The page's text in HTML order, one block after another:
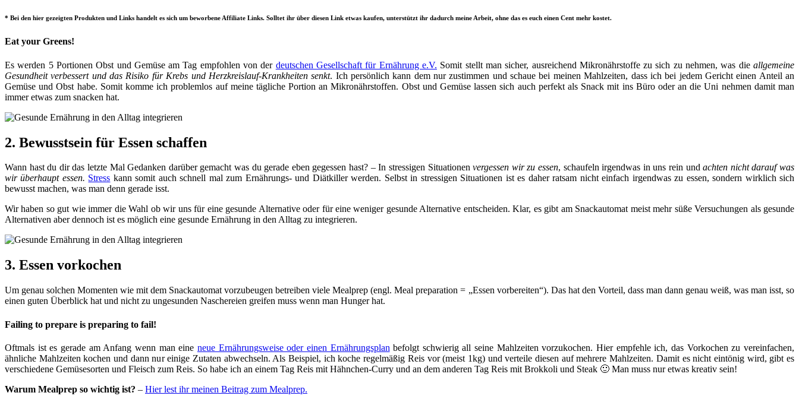
* Bei den hier gezeigten Produkten und Links handelt es sich um beworbene Affiliate Links. Solltet ihr über diesen Link etwas kaufen, unterstützt ihr dadurch meine Arbeit, ohne das es euch einen Cent mehr kostet.
Eat your Greens!
Es werden 5 Portionen Obst und Gemüse am Tag empfohlen von der deutschen Gesellschaft für Ernährung e.V. Somit stellt man sicher, ausreichend Mikronährstoffe zu sich zu nehmen, was dieallgemeine
Gesundheit verbessert und das Risiko für Krebs und Herzkreislauf-Krankheiten senkt. Ich persönlich kann dem nur zustimmen und schaue bei meinen Mahlzeiten, dass ich bei jedem Gericht einen Anteil an
Gemüse und Obst habe. Somit komme ich problemlos auf meine tägliche Portion an Mikronährstoffen. Obst und Gemüse lassen sich auch perfekt als Snack mit ins Büro oder an die Uni nehmen damit man
immer etwas zum snacken hat.
2. Bewusstsein für Essen schaffen
Wann hast du dir das letzte Mal Gedanken darüber gemacht was du gerade eben gegessen hast? – In stressigen Situationenvergessen wir zu essen, schaufeln irgendwas in uns rein undachten nicht darauf was
wir überhaupt essen. Stress kann somit auch schnell mal zum Ernährungs- und Diätkiller werden. Selbst in stressigen Situationen ist es daher ratsam nicht einfach irgendwas zu essen, sondern wirklich sich
bewusst machen, was man denn gerade isst.
Wir haben so gut wie immer die Wahl ob wir uns für eine gesunde Alternative oder für eine weniger gesunde Alternative entscheiden. Klar, es gibt am Snackautomat meist mehr süße Versuchungen als gesunde
Alternativen aber dennoch ist es möglich eine gesunde Ernährung in den Alltag zu integrieren.
3. Essen vorkochen
Um genau solchen Momenten wie mit dem Snackautomat vorzubeugen betreiben viele Mealprep (engl. Meal preparation = „Essen vorbereiten“). Das hat den Vorteil, dass man dann genau weiß, was man isst, so
einen guten Überblick hat und nicht zu ungesunden Naschereien greifen muss wenn man Hunger hat.
Failing to prepare is preparing to fail!
Oftmals ist es gerade am Anfang wenn man eine neue Ernährungsweise oder einen Ernährungsplan befolgt schwierig all seine Mahlzeiten vorzukochen. Hier empfehle ich, das Vorkochen zu vereinfachen,
ähnliche Mahlzeiten kochen und dann nur einige Zutaten abwechseln. Als Beispiel, ich koche regelmäßig Reis vor (meist 1kg) und verteile diesen auf mehrere Mahlzeiten. Damit es nicht eintönig wird, gibt es
verschiedene Gemüsesorten und Fleisch zum Reis. So habe ich an einem Tag Reis mit Hähnchen-Curry und an dem anderen Tag Reis mit Brokkoli und Steak 🙂 Man muss nur etwas kreativ sein!
Warum Mealprep so wichtig ist? – Hier lest ihr meinen Beitrag zum Mealprep.